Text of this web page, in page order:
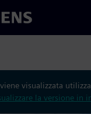
visualizzata
la versione in